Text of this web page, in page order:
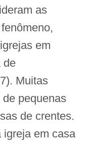
as
em
de
Muitas
pequenas
de crentes.
igreja em casa